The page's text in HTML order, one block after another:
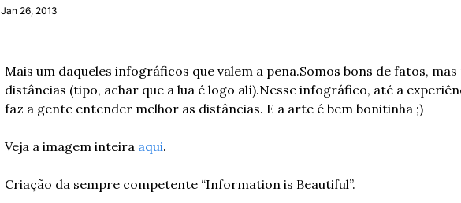
Jan 26, 2013
Mais um daqueles infográficos que valem a pena.Somos bons de fatos,
distâncias (tipo, achar que a lua é logo alí).Nesse infográfico, até a
faz a gente entender melhor as distâncias. E a arte é bem bonitinha ;)
Veja a imagem inteira aqui.
Criação da sempre competente “Information is Beautiful”.